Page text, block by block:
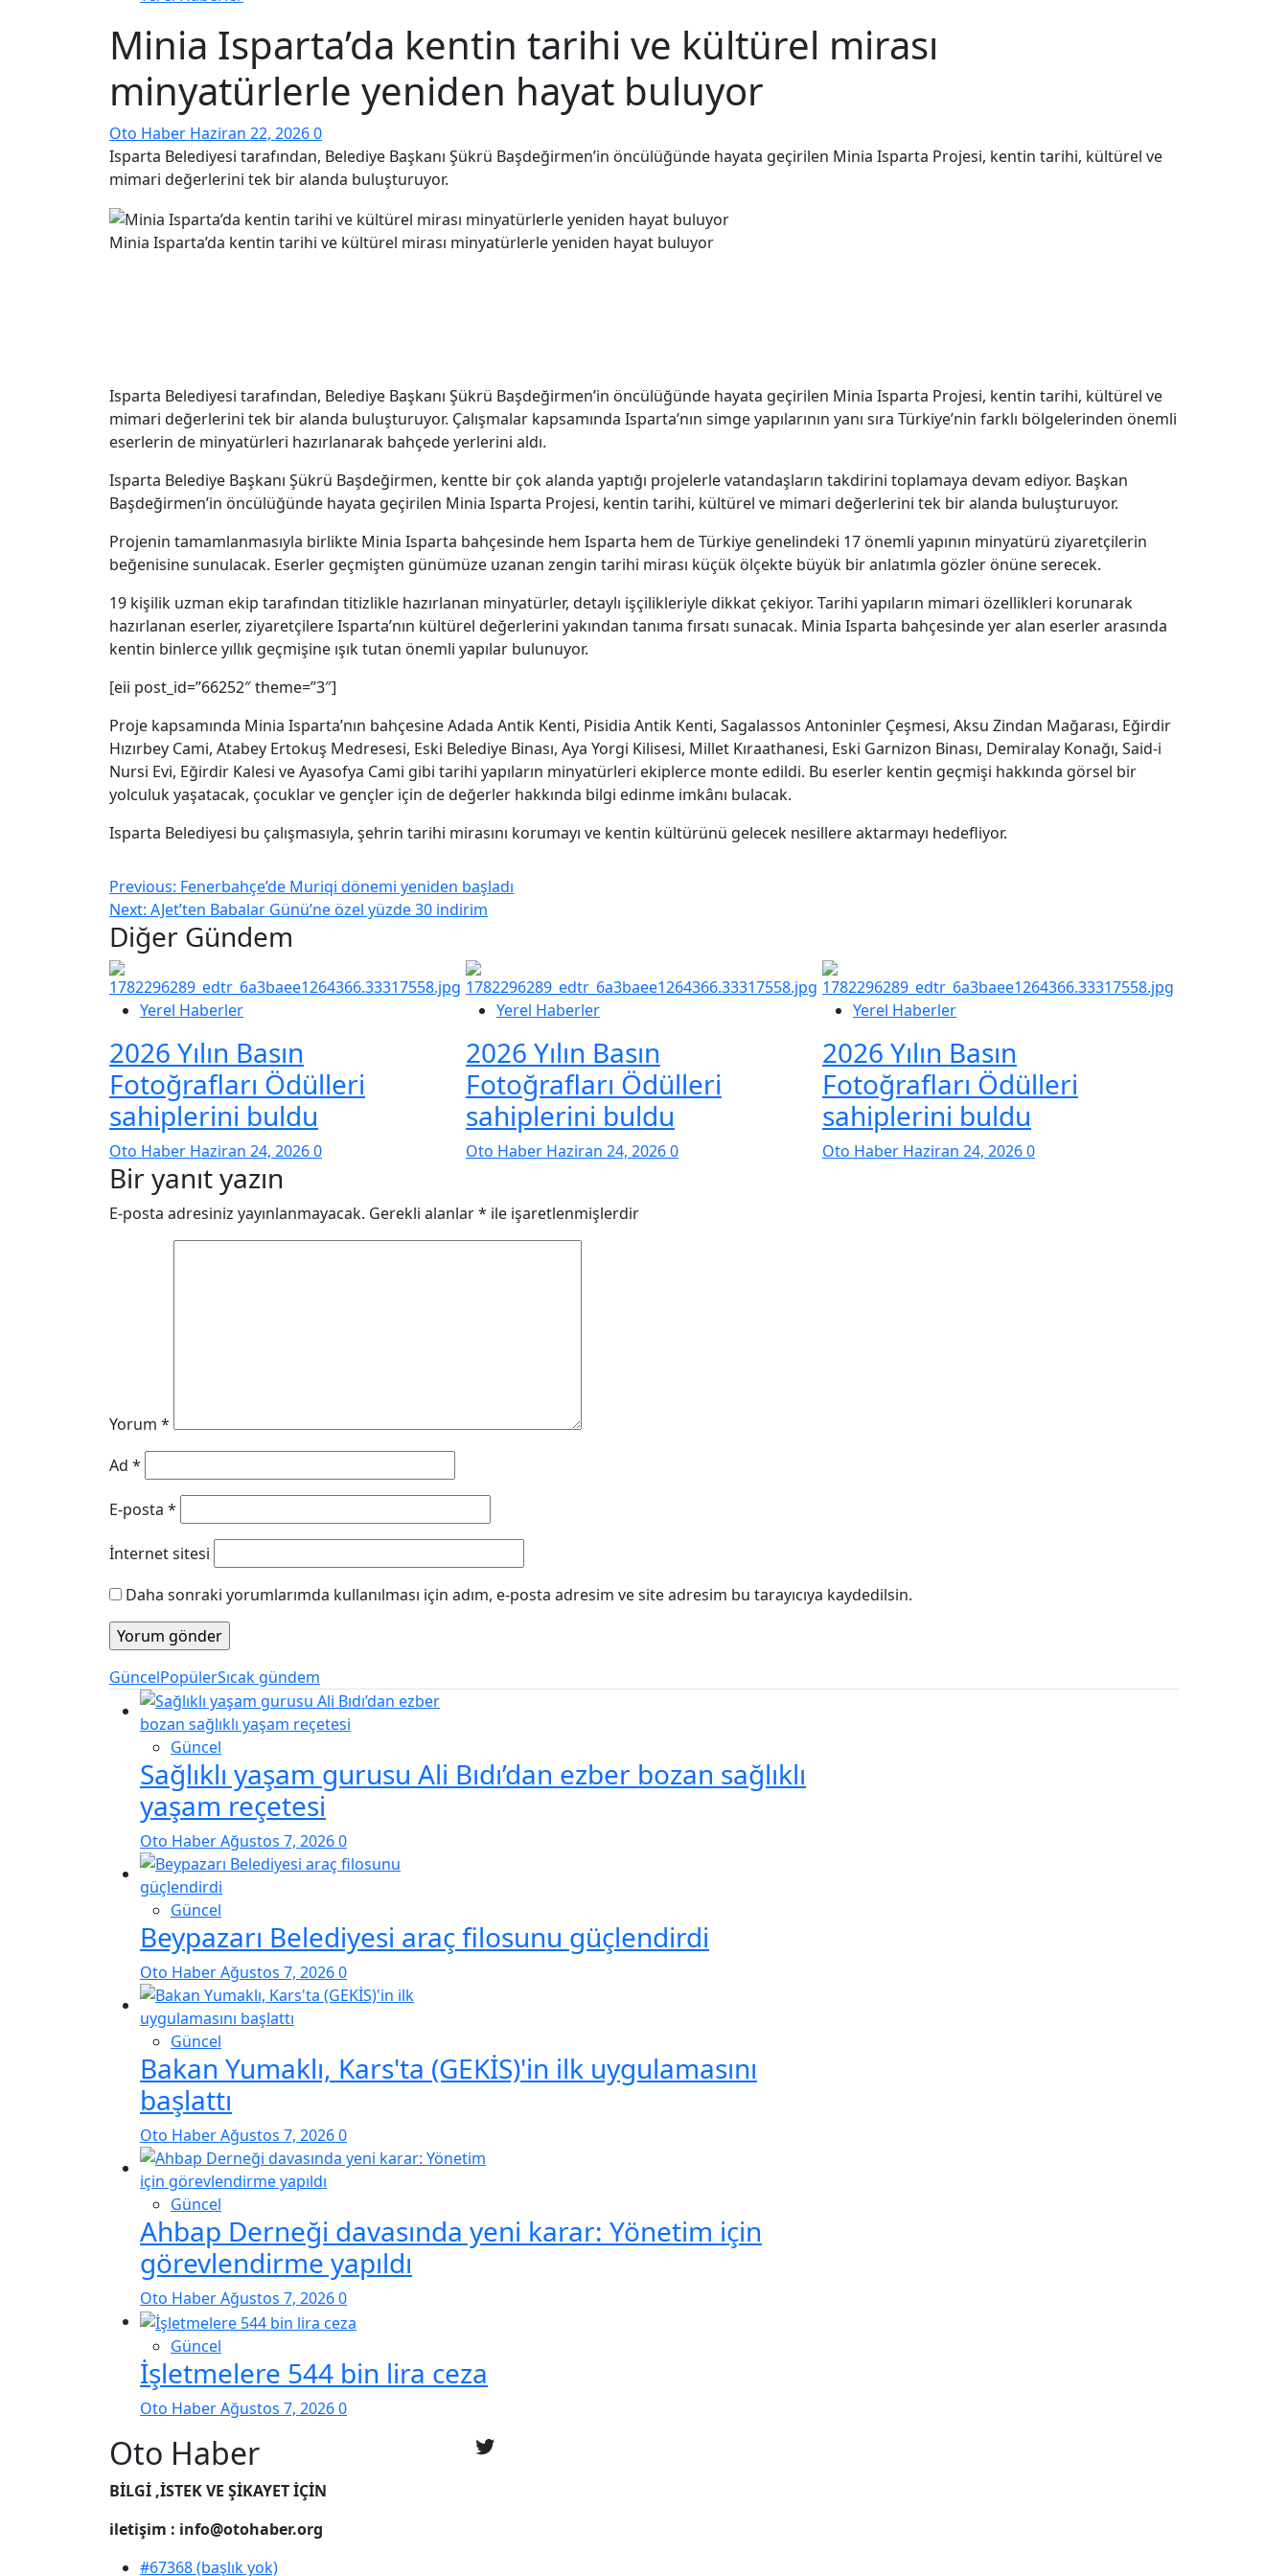
Minia Isparta’da kentin tarihi ve kültürel mirası
minyatürlerle yeniden hayat buluyor
Oto Haber Haziran 22, 20260
Isparta Belediyesi tarafından, Belediye Başkanı Şükrü Başdeğirmen’in öncülüğünde hayata geçirilen Minia Isparta Projesi, kentin tarihi, kültürel ve
mimari değerlerini tek bir alanda buluşturuyor.
Minia Isparta’da kentin tarihi ve kültürel mirası minyatürlerle yeniden hayat buluyor
Isparta Belediyesi tarafından, Belediye Başkanı Şükrü Başdeğirmen’in öncülüğünde hayata geçirilen Minia Isparta Projesi, kentin tarihi, kültürel ve
mimari değerlerini tek bir alanda buluşturuyor. Çalışmalar kapsamında Isparta’nın simge yapılarının yanı sıra Türkiye’nin farklı bölgelerinden önemli
eserlerin de minyatürleri hazırlanarak bahçede yerlerini aldı.
Isparta Belediye Başkanı Şükrü Başdeğirmen, kentte bir çok alanda yaptığı projelerle vatandaşların takdirini toplamaya devam ediyor. Başkan
Başdeğirmen’in öncülüğünde hayata geçirilen Minia Isparta Projesi, kentin tarihi, kültürel ve mimari değerlerini tek bir alanda buluşturuyor.
Projenin tamamlanmasıyla birlikte Minia Isparta bahçesinde hem Isparta hem de Türkiye genelindeki 17 önemli yapının minyatürü ziyaretçilerin
beğenisine sunulacak. Eserler geçmişten günümüze uzanan zengin tarihi mirası küçük ölçekte büyük bir anlatımla gözler önüne serecek.
19 kişilik uzman ekip tarafından titizlikle hazırlanan minyatürler, detaylı işçilikleriyle dikkat çekiyor. Tarihi yapıların mimari özellikleri korunarak
hazırlanan eserler, ziyaretçilere Isparta’nın kültürel değerlerini yakından tanıma fırsatı sunacak. Minia Isparta bahçesinde yer alan eserler arasında
kentin binlerce yıllık geçmişine ışık tutan önemli yapılar bulunuyor.
[eii post_id=”66252″ theme=”3″]
Proje kapsamında Minia Isparta’nın bahçesine Adada Antik Kenti, Pisidia Antik Kenti, Sagalassos Antoninler Çeşmesi, Aksu Zindan Mağarası, Eğirdir
Hızırbey Cami, Atabey Ertokuş Medresesi, Eski Belediye Binası, Aya Yorgi Kilisesi, Millet Kıraathanesi, Eski Garnizon Binası, Demiralay Konağı, Said-i
Nursi Evi, Eğirdir Kalesi ve Ayasofya Cami gibi tarihi yapıların minyatürleri ekiplerce monte edildi. Bu eserler kentin geçmişi hakkında görsel bir
yolculuk yaşatacak, çocuklar ve gençler için de değerler hakkında bilgi edinme imkânı bulacak.
Isparta Belediyesi bu çalışmasıyla, şehrin tarihi mirasını korumayı ve kentin kültürünü gelecek nesillere aktarmayı hedefliyor.
Previous: Fenerbahçe’de Muriqi dönemi yeniden başladı
Next: AJet’ten Babalar Günü’ne özel yüzde 30 indirim
Diğer Gündem
Yerel Haberler
2026 Yılın Basın
Fotoğrafları Ödülleri
sahiplerini buldu
Oto Haber Haziran 24, 20260
Yerel Haberler
2026 Yılın Basın
Fotoğrafları Ödülleri
sahiplerini buldu
Oto Haber Haziran 24, 20260
Yerel Haberler
2026 Yılın Basın
Fotoğrafları Ödülleri
sahiplerini buldu
Oto Haber Haziran 24, 20260
Bir yanıt yazın
E-posta adresiniz yayınlanmayacak. Gerekli alanlar* ile işaretlenmişlerdir
Yorum *
Ad *
E-posta *
İnternet sitesi
Daha sonraki yorumlarımda kullanılması için adım, e-posta adresim ve site adresim bu tarayıcıya kaydedilsin.
GüncelPopülerSıcak gündem
Güncel
Sağlıklı yaşam gurusu Ali Bıdı’dan ezber bozan sağlıklı
yaşam reçetesi
Oto HaberAğustos 7, 20260
Güncel
Beypazarı Belediyesi araç filosunu güçlendirdi
Oto HaberAğustos 7, 20260
Güncel
Bakan Yumaklı, Kars'ta (GEKİS)'in ilk uygulamasını
başlattı
Oto HaberAğustos 7, 20260
Güncel
Ahbap Derneği davasında yeni karar: Yönetim için
görevlendirme yapıldı
Oto HaberAğustos 7, 20260
Güncel
İşletmelere 544 bin lira ceza
Oto HaberAğustos 7, 20260
Oto Haber
BİLGİ ,İSTEK VE ŞİKAYET İÇİN
iletişim : info@otohaber.org
#67368 (başlık yok)